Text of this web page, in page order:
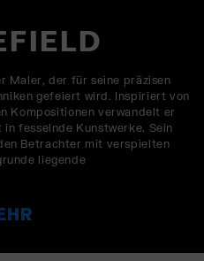
Maler, der für seine präzisen
gefeiert wird. Inspiriert von
Kompositionen verwandelt er
fesselnde Kunstwerke. Sein
Betrachter mit verspielten
liegende